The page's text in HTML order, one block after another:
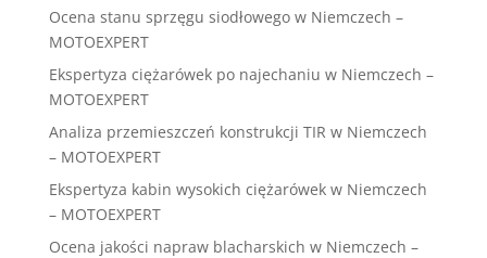
Ocena stanu sprzęgu siodłowego w Niemczech –
MOTOEXPERT
Ekspertyza ciężarówek po najechaniu w Niemczech –
MOTOEXPERT
Analiza przemieszczeń konstrukcji TIR w Niemczech
– MOTOEXPERT
Ekspertyza kabin wysokich ciężarówek w Niemczech
– MOTOEXPERT
Ocena jakości napraw blacharskich w Niemczech –